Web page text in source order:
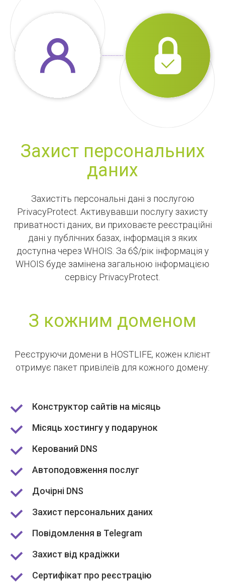
Захист персональних
даних
Захистіть персональні дані з послугою
PrivacyProtect. Активувавши послугу захисту
приватності даних, ви приховаєте реєстраційні
дані у публічних базах, інформація з яких
доступна через WHOIS. За 6$/рік інформація у
WHOIS буде замінена загальною інформацією
сервісу PrivacyProtect.
З кожним доменом
Реєструючи домени в HOSTLIFE, кожен клієнт
отримує пакет привілеїв для кожного домену:
Конструктор сайтів на місяць
Місяць хостингу у подарунок
Керований DNS
Автоподовження послуг
Дочірні DNS
Захист персональних даних
Повідомлення в Telegram
Захист від крадіжки
Сертифікат про реєстрацію